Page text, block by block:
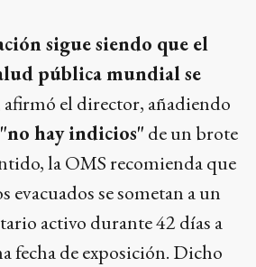
sigue siendo que el
pública mundial se
afirmó el director, añadiendo
"no hay indicios" de un brote
la OMS recomienda que
evacuados se sometan a un
activo durante 42 días a
fecha de exposición. Dicho